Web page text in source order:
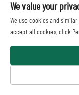
-Tel.+86-13873199039
Copyright © 2026
rezervirana.
We value your
We use cookies and
accept all cookies, click